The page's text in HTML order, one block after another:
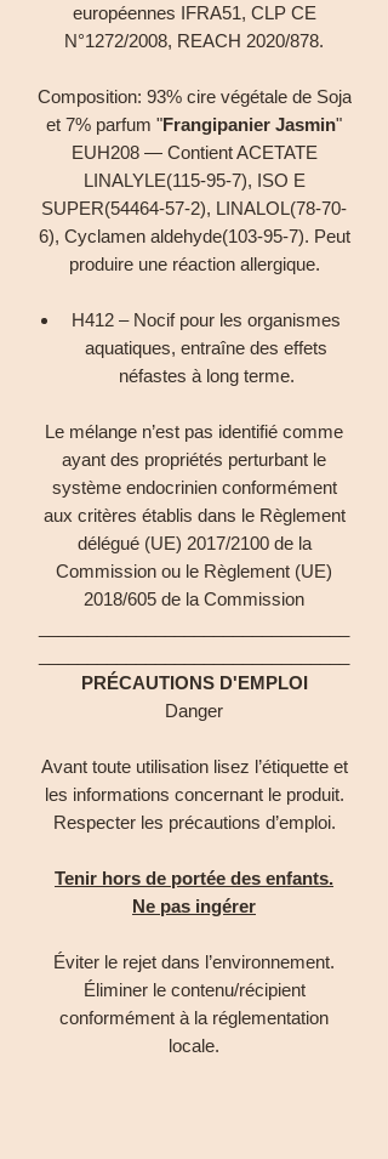
européennes IFRA51, CLP CE
N°1272/2008, REACH 2020/878.
Composition: 93% cire végétale de Soja
et 7% parfum "Frangipanier Jasmin"
EUH208 — Contient ACETATE
LINALYLE(115-95-7), ISO E
SUPER(54464-57-2), LINALOL(78-70-
6), Cyclamen aldehyde(103-95-7). Peut
produire une réaction allergique.
H412 – Nocif pour les organismes
aquatiques, entraîne des effets
néfastes à long terme.
Le mélange n’est pas identifié comme
ayant des propriétés perturbant le
système endocrinien conformément
aux critères établis dans le Règlement
délégué (UE) 2017/2100 de la
Commission ou le Règlement (UE)
2018/605 de la Commission
PRÉCAUTIONS D'EMPLOI
Danger
Avant toute utilisation lisez l’étiquette et
les informations concernant le produit.
Respecter les précautions d’emploi.
Tenir hors de portée des enfants.
Ne pas ingérer
Éviter le rejet dans l’environnement.
Éliminer le contenu/récipient
conformément à la réglementation
locale.